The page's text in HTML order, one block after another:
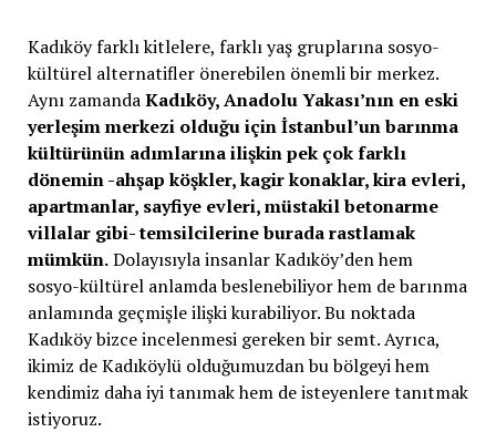
Kadıköy farklı kitlelere, farklı yaş gruplarına sosyo-
kültürel alternatifler önerebilen önemli bir merkez.
Aynı zamandaKadıköy, Anadolu Yakası’nın en eski
yerleşim merkezi olduğu için İstanbul’un barınma
kültürünün adımlarına ilişkin pek çok farklı
dönemin -ahşap köşkler, kagir konaklar, kira evleri,
apartmanlar, sayfiye evleri, müstakil betonarme
villalar gibi- temsilcilerine burada rastlamak
mümkün.Dolayısıyla insanlar Kadıköy’den hem
sosyo-kültürel anlamda beslenebiliyor hem de barınma
anlamında geçmişle ilişki kurabiliyor. Bu noktada
Kadıköy bizce incelenmesi gereken bir semt. Ayrıca,
ikimiz de Kadıköylü olduğumuzdan bu bölgeyi hem
kendimiz daha iyi tanımak hem de isteyenlere tanıtmak
istiyoruz.